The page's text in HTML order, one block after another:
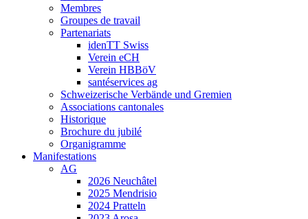
Membres
Groupes de travail
Partenariats
idenTT Swiss
Verein eCH
Verein HBBöV
santéservices ag
Schweizerische Verbände und Gremien
Associations cantonales
Historique
Brochure du jubilé
Organigramme
Manifestations
AG
2026 Neuchâtel
2025 Mendrisio
2024 Pratteln